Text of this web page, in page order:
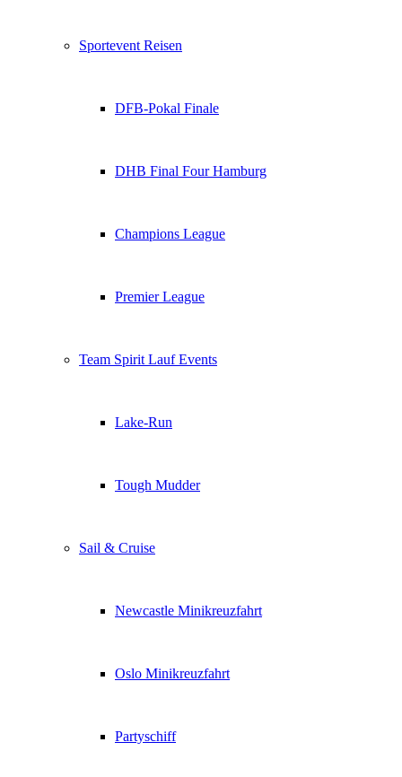
Sportevent Reisen
DFB-Pokal Finale
DHB Final Four Hamburg
Champions League
Premier League
Team Spirit Lauf Events
Lake-Run
Tough Mudder
Sail & Cruise
Newcastle Minikreuzfahrt
Oslo Minikreuzfahrt
Partyschiff